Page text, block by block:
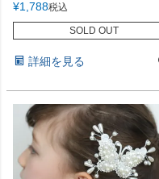
¥1,788税込
SOLD OUT
詳細を見る